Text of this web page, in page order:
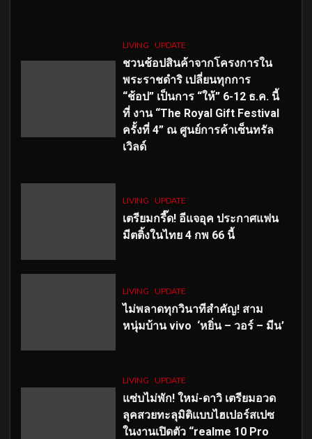
LIVING UPDATE
ชวนช้อปสินค้าจากโครงการใน
พระราชดำริ เปลี่ยนทุกการ
“ช้อป” เป็นการ “ให้” 6-12 ธ.ค. นี้
ที่ งาน “The Royal Gift Festival
ครั้งที่ 4” ณ ศูนย์การค้าเซ็นทรัล
เวิลด์
LIVING UPDATE
เตรียมกรี๊ด! อีแจอุค ประกาศแฟน
มีตติ้งในไทย 4 กพ 66 นี้
LIVING UPDATE
ไม่พลาดทุกวินาทีสำคัญ! สาม
หนุ่มบ้าน vivo ‘หยิ่น – วอร์ – มีน’
LIVING UPDATE
แซ่บไม่พัก! ใหม่-ดาวิ เตรียมอวด
ลุคสวยทะลุมิติแบบไฮเปอร์สเปซ
ในงานเปิดตัว “realme 10 Pro